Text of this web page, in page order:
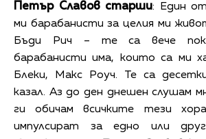
Петър Славов старши: Един
ми барабанисти за целия ми
Бъди Рич – те са вече
барабанисти има, които са ми
Блеки, Макс Роуч. Те са
казал. Аз до ден днешен слушам
ги обичам всичките тези
импулсират за едно или